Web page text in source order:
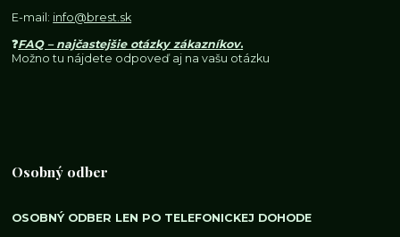
E-mail: info@brest.sk
❓FAQ – najčastejšie otázky zákazníkov.
Možno tu nájdete odpoveď aj na vašu otázku
Osobný odber
OSOBNÝ ODBER LEN PO TELEFONICKEJ DOHODE